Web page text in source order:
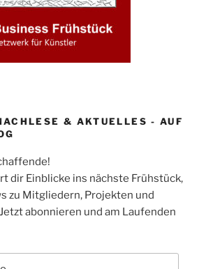
& AKTUELLES - AUF
dir Einblicke ins nächste Frühstück,
zu Mitgliedern, Projekten und
abonnieren und am Laufenden